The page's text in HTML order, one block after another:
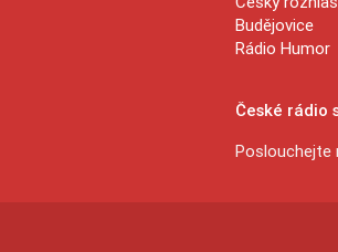
Budějovice
Rádio Humor
České rádio
Poslouchejte